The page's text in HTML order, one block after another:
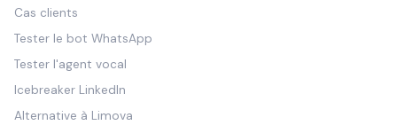
Cas clients
Tester le bot WhatsApp
Tester l'agent vocal
Icebreaker LinkedIn
Alternative à Limova